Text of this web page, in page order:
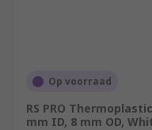
Op voorraad
RS PRO
mm ID, 8 mm OD,